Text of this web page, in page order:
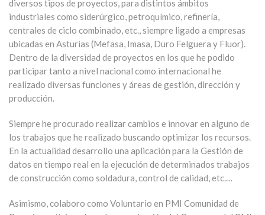
diversos tipos de proyectos, para distintos ámbitos
industriales como siderúrgico, petroquímico, refinería,
centrales de ciclo combinado, etc., siempre ligado a empresas
ubicadas en Asturias (Mefasa, Imasa, Duro Felguera y Fluor).
Dentro de la diversidad de proyectos en los que he podido
participar tanto a nivel nacional como internacional he
realizado diversas funciones y áreas de gestión, dirección y
producción.
Siempre he procurado realizar cambios e innovar en alguno de
los trabajos que he realizado buscando optimizar los recursos.
En la actualidad desarrollo una aplicación para la Gestión de
datos en tiempo real en la ejecución de determinados trabajos
de construcción como soldadura, control de calidad, etc.…
Asimismo, colaboro como Voluntario en PMI Comunidad de